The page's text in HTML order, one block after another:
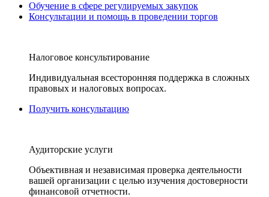
Обучение в сфере регулируемых закупок
Консультации и помощь в проведении торгов
Налоговое консультирование
Индивидуальная всесторонняя поддержка в сложных
правовых и налоговых вопросах.
Получить консультацию
Аудиторские услуги
Объективная и независимая проверка деятельности
вашей организации с целью изучения достоверности
финансовой отчетности.